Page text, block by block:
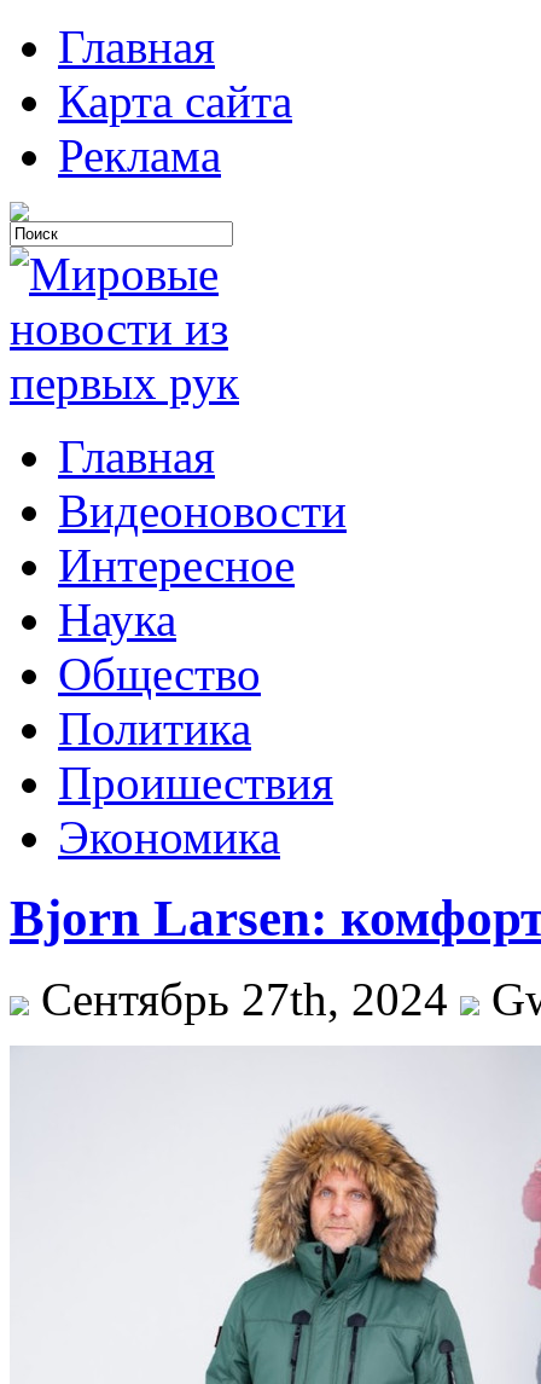
Главная
Карта сайта
Реклама
Главная
Видеоновости
Интересное
Наука
Общество
Политика
Проишествия
Экономика
Bjorn Larsen:
Сентябрь 27th, 2024